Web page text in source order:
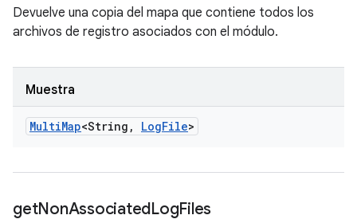
Devuelve una copia del mapa que contiene todos los
archivos de registro asociados con el módulo.
Muestra
MultiMap<String , LogFile>
getNonAssociatedLogFiles